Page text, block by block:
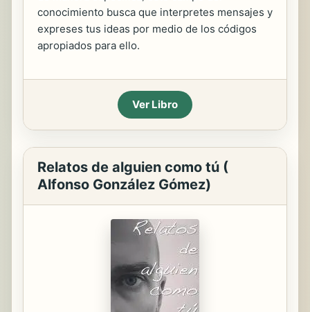
conocimiento busca que interpretes mensajes y
expreses tus ideas por medio de los códigos
apropiados para ello.
Ver Libro
Relatos de alguien como tú (
Alfonso González Gómez)